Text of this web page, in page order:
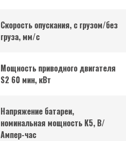
Скорость опускания, с грузом/без
груза, мм/с
Мощность приводного двигателя
S2 60 мин, кВт
Напряжение батареи,
номинальная мощность K5, В/
Ампер-час